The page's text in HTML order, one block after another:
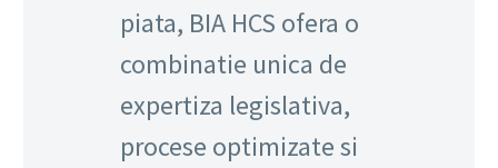
piata, BIA HCS ofera o
combinatie unica de
expertiza legislativa,
procese optimizate si